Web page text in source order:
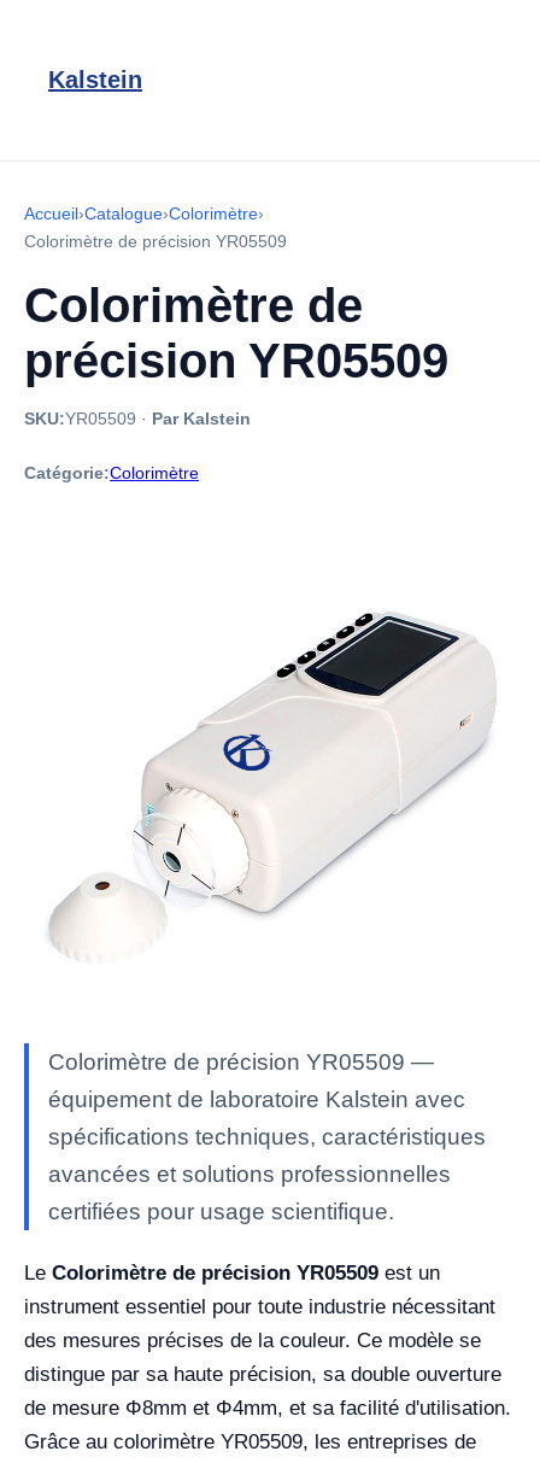
Kalstein
Accueil›Catalogue›Colorimètre›
Colorimètre de précision YR05509
Colorimètre de
précision YR05509
SKU:YR05509 · Par Kalstein
Catégorie:Colorimètre
Colorimètre de précision YR05509 —
équipement de laboratoire Kalstein avec
spécifications techniques, caractéristiques
avancées et solutions professionnelles
certifiées pour usage scientifique.
Le Colorimètre de précision YR05509 est un
instrument essentiel pour toute industrie nécessitant
des mesures précises de la couleur. Ce modèle se
distingue par sa haute précision, sa double ouverture
de mesure Φ8mm et Φ4mm, et sa facilité d'utilisation.
Grâce au colorimètre YR05509, les entreprises de